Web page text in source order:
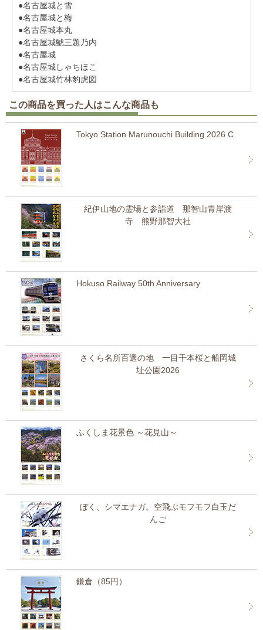
●名古屋城と雪
●名古屋城と梅
●名古屋城本丸
●名古屋城鯱三題乃内
●名古屋城
●名古屋城しゃちほこ
●名古屋城竹林豹虎図
この商品を買った人はこんな商品も
Tokyo Station Marunouchi Building 2026 C
紀伊山地の霊場と参詣道 那智山青岸渡
寺 熊野那智大社
Hokuso Railway 50th Anniversary
さくら名所百選の地 一目千本桜と船岡城
址公園2026
ふくしま花景色 ～花見山～
ぼく、シマエナガ。空飛ぶモフモフ白玉だ
んご
鎌倉（85円）